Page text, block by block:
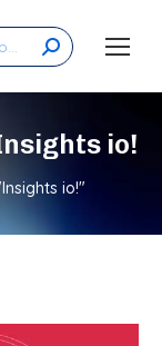
io!
io!"